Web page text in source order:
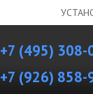
+7 (495) 308-
+7 (926) 858-